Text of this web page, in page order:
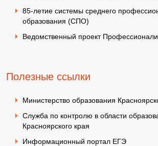
85-летие системы среднего
образования (СПО)
Ведомственный проект
Полезные ссылки
Министерство образования
Служба по контролю в области
Красноярского края
Информационный портал ЕГЭ